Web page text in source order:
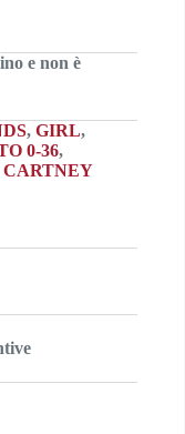
e non è
, GIRL,
0-36,